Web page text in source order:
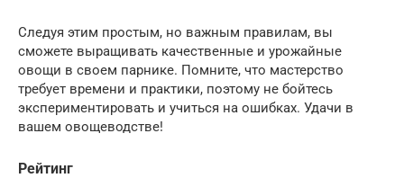
Следуя этим простым, но важным правилам, вы
сможете выращивать качественные и урожайные
овощи в своем парнике. Помните, что мастерство
требует времени и практики, поэтому не бойтесь
экспериментировать и учиться на ошибках. Удачи в
вашем овощеводстве!
Рейтинг